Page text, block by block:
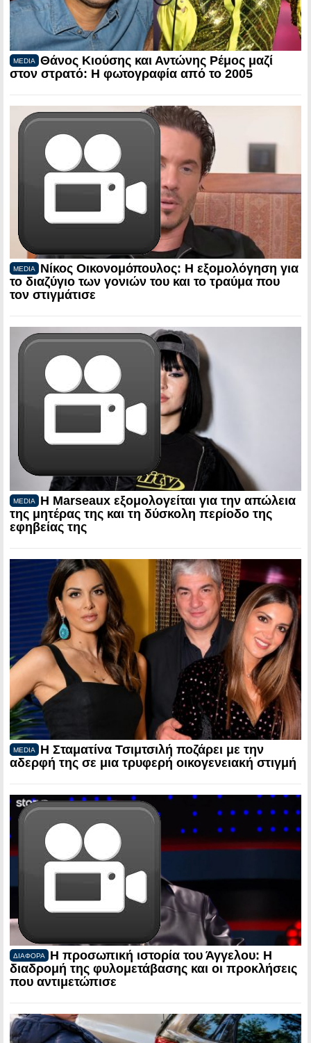
MEDIA
Θάνος Κιούσης και Αντώνης Ρέμος μαζί
στον στρατό: Η φωτογραφία από το 2005
MEDIA
Νίκος Οικονομόπουλος: Η εξομολόγηση για
το διαζύγιο των γονιών του και το τραύμα που
τον στιγμάτισε
MEDIA
Η Marseaux εξομολογείται για την απώλεια
της μητέρας της και τη δύσκολη περίοδο της
εφηβείας της
MEDIA
Η Σταματίνα Τσιμτσιλή ποζάρει με την
αδερφή της σε μια τρυφερή οικογενειακή στιγμή
ΔΙΑΦΟΡΑ
Η προσωπική ιστορία του Άγγελου: Η
διαδρομή της φυλομετάβασης και οι προκλήσεις
που αντιμετώπισε